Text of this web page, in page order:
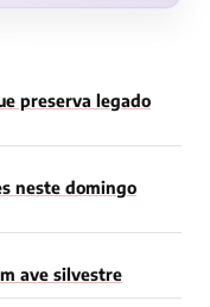
preserva legado
neste domingo
ave silvestre